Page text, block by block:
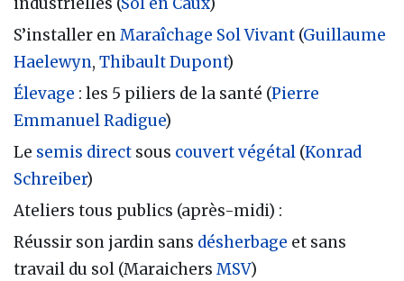
S’installer enMaraîchage Sol Vivant (Guillaume
Haelewyn, Thibault Dupont)
Élevage : les 5 piliers de la santé (Pierre
Emmanuel Radigue)
Le semis direct sous couvert végétal (Konrad
Schreiber)
Ateliers tous publics (après-midi) :
Réussir son jardin sans désherbage et sans
travail du sol (Maraichers MSV)